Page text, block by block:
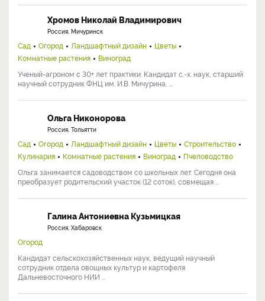
Хромов Николай Владимирович
Россия, Мичуринск
Сад Огород Ландшафтный дизайн
Цветы
Комнатные растения
Виноград
Ученый-агроном с 30+ лет практики. Кандидат с.-х. наук, старший
научный сотрудник ФНЦ им. И.В. Мичурина, ...
Ольга Никонорова
Россия, Тольятти
Сад Огород Ландшафтный дизайн Цветы
Строительство
Кулинария
Комнатные растения Виноград
Пчеловодство
Ольга занимается садоводством со школьных лет. Сегодня она
преобразует родительский участок (12 соток), совмещая ...
Галина Антониевна Кузьмицкая
Россия, Хабаровск
Огород
Кандидат сельскохозяйственных наук, ведущий научный
сотрудник отдела овощных культур и картофеля
Дальневосточного НИИ ...